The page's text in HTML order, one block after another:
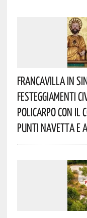
Francavilla In
Festeggiamenti
Policarpo Con Il
Punti Navetta E